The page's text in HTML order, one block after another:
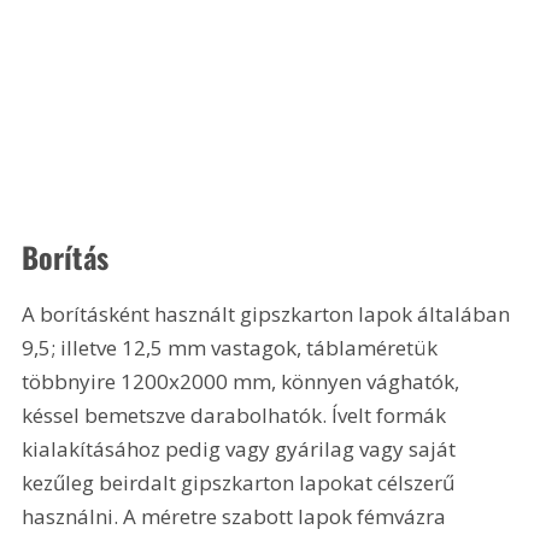
Borítás
A borításként használt gipszkarton lapok általában
9,5; illetve 12,5 mm vastagok, táblaméretük
többnyire 1200x2000 mm, könnyen vághatók,
késsel bemetszve darabolhatók. Ívelt formák
kialakításához pedig vagy gyárilag vagy saját
kezűleg beirdalt gipszkarton lapokat célszerű
használni. A méretre szabott lapok fémvázra